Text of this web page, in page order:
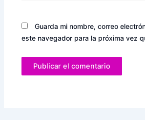
Guarda mi nombre, correo
este navegador para la próxima vez